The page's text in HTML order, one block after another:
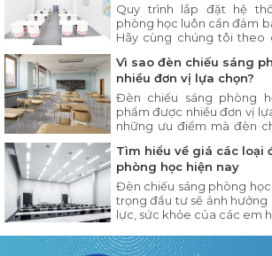
Quy trình lắp đặt hệ
phòng học luôn cần đảm
Hãy cùng chúng tôi theo
Vì sao đèn chiếu sáng
nhiều đơn vị lựa chọn?
Đèn chiếu sáng phòng
phẩm được nhiều đơn vị
những ưu điểm mà đèn
Tìm hiểu về giá các loại
phòng học hiện nay
Đèn chiếu sáng phòng
trọng đầu tư sẽ ảnh
lực, sức khỏe của các em